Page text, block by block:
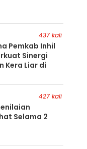
437 kali
Pemkab Inhil
Sinergi
Kera Liar di
427 kali
Selama 2